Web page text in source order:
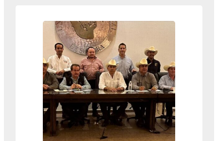
se llevó a cabo el día 23 de enero 2025,
comenzó…